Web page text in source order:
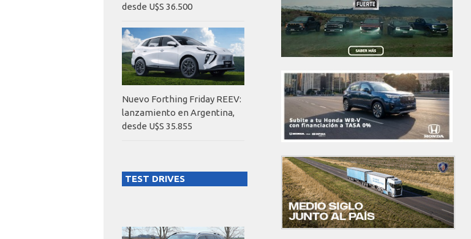
desde U$S 36.500
Nuevo Forthing Friday REEV:
lanzamiento en Argentina,
desde U$S 35.855
TEST DRIVES